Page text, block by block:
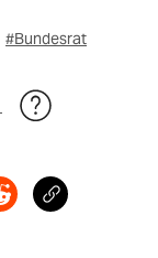
#Bundesrat